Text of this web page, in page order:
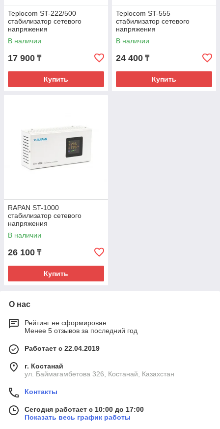
Teplocom ST-222/500
стабилизатор сетевого
напряжения
В наличии
17 900 ₸
Купить
Teplocom ST-555
стабилизатор сетевого
напряжения
В наличии
24 400 ₸
Купить
RAPAN ST-1000
стабилизатор сетевого
напряжения
В наличии
26 100 ₸
Купить
О нас
Рейтинг не сформирован
Менее 5 отзывов за последний год
Работает с 22.04.2019
г. Костанай
ул. Баймагамбетова 326, Костанай, Казахстан
Контакты
Сегодня работает с 10:00 до 17:00
Показать весь график работы